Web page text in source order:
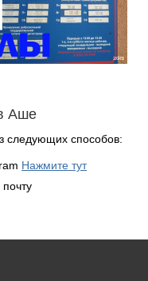
Аше
следующих способов:
Нажмите тут